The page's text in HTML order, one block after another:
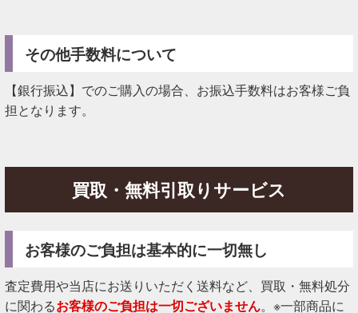
その他手数料について
【銀行振込】でのご購入の場合、お振込手数料はお客様ご負
担となります。
買取・無料引取りサービス
お客様のご負担は基本的に一切無し
査定費用や当店にお送りいただく送料など、買取・無料処分
に関わるお客様のご負担は一切ございません。※一部商品に